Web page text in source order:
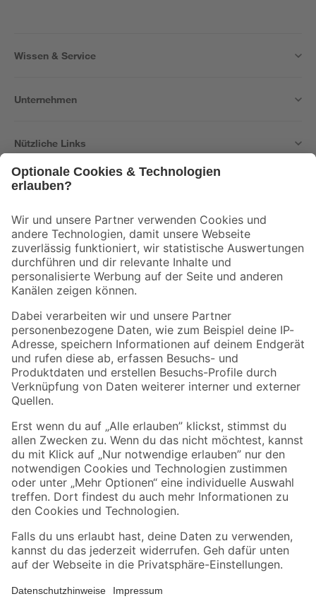
Wissen & Service
Unternehmen
Nützliche Links
Der toom Newsletter: Keine Angebote und Aktionen mehr verpassen!
Zur Newsletter Anmeldung
Folge uns
Zahlungsarten Versandarten
Sicher einkaufen
Jetzt die toom-App herunterladen
Alle Preisangaben in EUR inkl. gesetzl. MwSt.. Die dargestellten Angebote sind unter
Umständen nicht in allen Märkten verfügbar. Die angegebenen Verfügbarkeiten beziehen
Produkte nur solange der Vorrat reicht.
*Paketversand ab 59 € versandkostenfrei, gilt nicht für Artikel mit Speditionsversand, hier